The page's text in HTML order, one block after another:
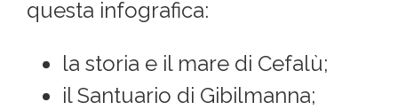
questa infografica:
la storia e il mare di Cefalù;
il Santuario di Gibilmanna;